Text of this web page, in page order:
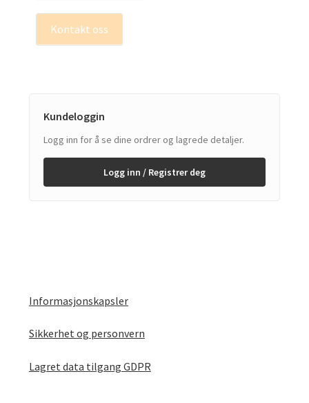
Kontakt oss
Kundeloggin
Logg inn for å se dine ordrer og lagrede detaljer.
Logg inn / Registrer deg
Informasjonskapsler
Sikkerhet og personvern
Lagret data tilgang GDPR